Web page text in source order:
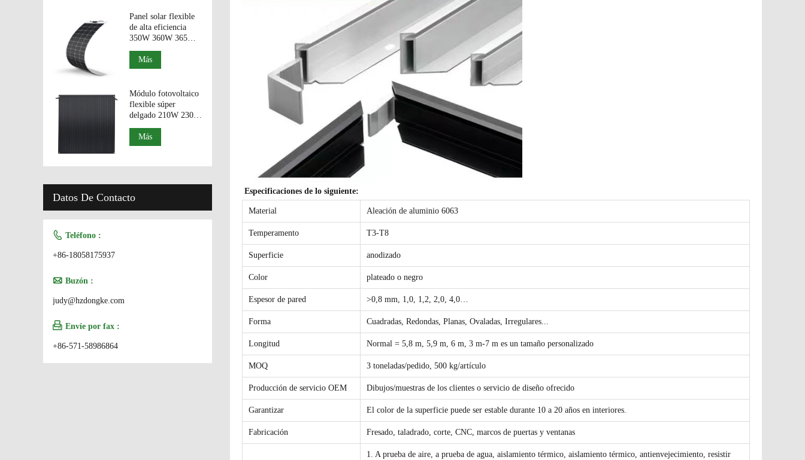
Especificaciones de lo siguiente:
Material Aleación de aluminio 6063
Temperamento T3-T8
Superficie anodizado
Color plateado o negro
Espesor de pared >0,8 mm, 1,0, 1,2, 2,0, 4,0…
Forma Cuadradas, Redondas, Planas, Ovaladas, Irregulares...
Longitud Normal = 5,8 m, 5,9 m, 6 m, 3 m-7 m es un tamaño personalizado
MOQ 3 toneladas/pedido, 500 kg/artículo
Producción de servicio OEM Dibujos/muestras de los clientes o servicio de diseño ofrecido
Garantizar El color de la superficie puede ser estable durante 10 a 20 años en interiores.
Fabricación Fresado, taladrado, corte, CNC, marcos de puertas y ventanas
1. A prueba de aire, a prueba de agua, aislamiento térmico, aislamiento térmico, antienvejecimiento, resistir
Panel solar flexible
de alta eficiencia
350W 360W 365W
370W 375W de
China
Más
Módulo fotovoltaico
flexible súper
delgado 210W 230W
alta eficiencia
Más
Datos De Contacto
 Teléfono :
+86-18058175937
 Buzón :
judy@hzdongke.com
 Envíe por fax :
+86-571-58986864